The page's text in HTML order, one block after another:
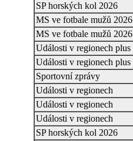
SP horských kol 2026
MS ve fotbale mužů 2026
MS ve fotbale mužů 2026
Události v regionech plus
Události v regionech plus
Sportovní zprávy
Události v regionech
Události v regionech
Události v regionech
SP horských kol 2026